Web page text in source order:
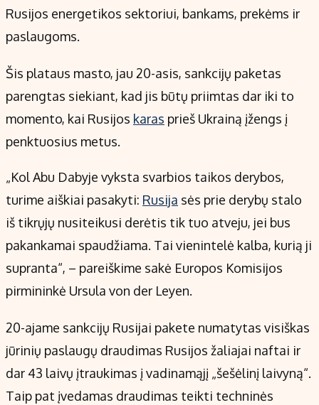
Kontaktai
Regionų naujienos
Rusijos energetikos sektoriui, bankams, prekėms ir
paslaugoms.
Šis plataus masto, jau 20-asis, sankcijų paketas
parengtas siekiant, kad jis būtų priimtas dar iki to
momento, kai Rusijos karas prieš Ukrainą įžengs į
penktuosius metus.
„Kol Abu Dabyje vyksta svarbios taikos derybos,
turime aiškiai pasakyti: Rusija sės prie derybų stalo
iš tikrųjų nusiteikusi derėtis tik tuo atveju, jei bus
pakankamai spaudžiama. Tai vienintelė kalba, kurią ji
supranta“, – pareiškime sakė Europos Komisijos
pirmininkė Ursula von der Leyen.
20-ajame sankcijų Rusijai pakete numatytas visiškas
jūrinių paslaugų draudimas Rusijos žaliajai naftai ir
dar 43 laivų įtraukimas į vadinamąjį „šešėlinį laivyną“.
Taip pat įvedamas draudimas teikti techninės